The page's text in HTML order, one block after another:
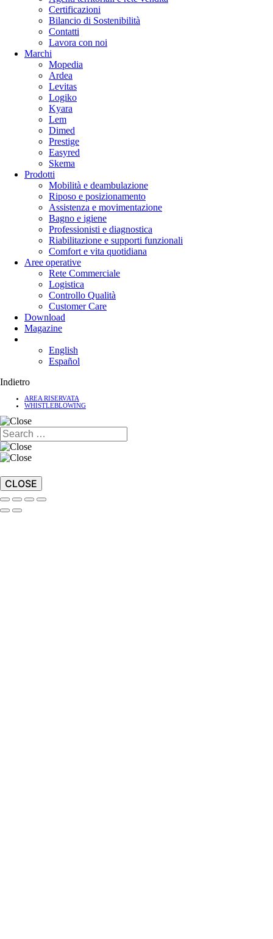
Certificazioni
Bilancio di Sostenibilità
Contatti
Lavora con noi
Marchi
Mopedia
Ardea
Levitas
Logiko
Kyara
Lem
Dimed
Prestige
Easyred
Skema
Prodotti
Mobilità e deambulazione
Riposo e posizionamento
Assistenza e movimentazione
Bagno e igiene
Professionisti e diagnostica
Riabilitazione e supporti funzionali
Comfort e vita quotidiana
Aree operative
Rete Commerciale
Logistica
Controllo Qualità
Customer Care
Download
Magazine
English
Español
Indietro
AREA RISERVATA
WHISTLEBLOWING
CLOSE